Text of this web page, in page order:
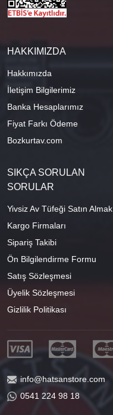
HAKKIMIZDA
Hakkımızda
İletişim Bilgilerimiz
Banka Hesaplarımız
Fiyat Farkı Ödeme
Bozkurtav.com
SIKÇA SORULAN
SORULAR
Yivsiz Av Tüfeği Satın Almak
Kargo Firmaları
Sipariş Takibi
Ön Bilgilendirme Formu
Satış Sözleşmesi
Üyelik Sözleşmesi
Gizlilik Politikası
info@hatsanstore.com
0541 224 98 18